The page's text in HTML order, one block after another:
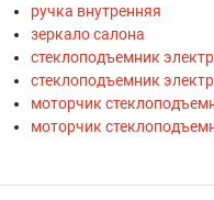
ручка внутренняя
зеркало салона
стеклоподъемник
стеклоподъемник
моторчик
моторчик